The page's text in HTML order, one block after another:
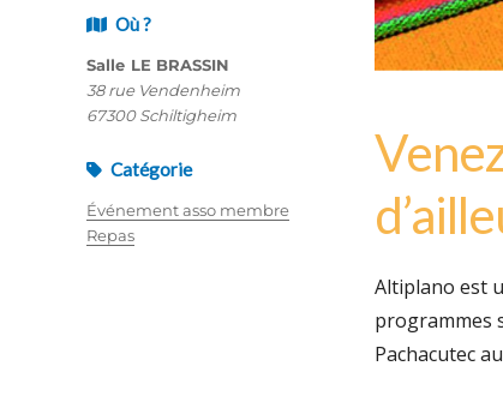
Altiplano est
programmes
Pachacutec
Où ?
Salle LE BRASSIN
38 rue Vendenheim
67300 Schiltigheim
Catégorie
Événement asso membre
Repas